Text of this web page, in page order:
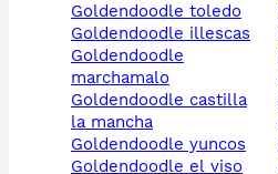
goldendoodle toledo
goldendoodle illescas
goldendoodle
marchamalo
goldendoodle castilla
la mancha
goldendoodle yuncos
goldendoodle el viso